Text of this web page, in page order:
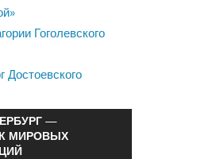
Гоголевского
Достоевского
—
МИРОВЫХ